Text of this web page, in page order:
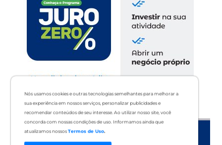
Nós usamos cookies e outras tecnologias semelhantes para melhorar a
sua experiência em nossos serviços, personalizar publicidades e
recomendar conteúdos de seu interesse. Ao utilizar nosso site, você
concorda com nossas condições de uso. Informamos ainda que
atualizamos nossosTermos de Uso.